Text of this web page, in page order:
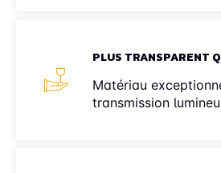
PLUS TRANSPARENT
Matériau
transmission